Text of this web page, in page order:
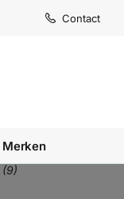
Levertijd1-3
Levertijd1-3
Contact
Merken
(9)